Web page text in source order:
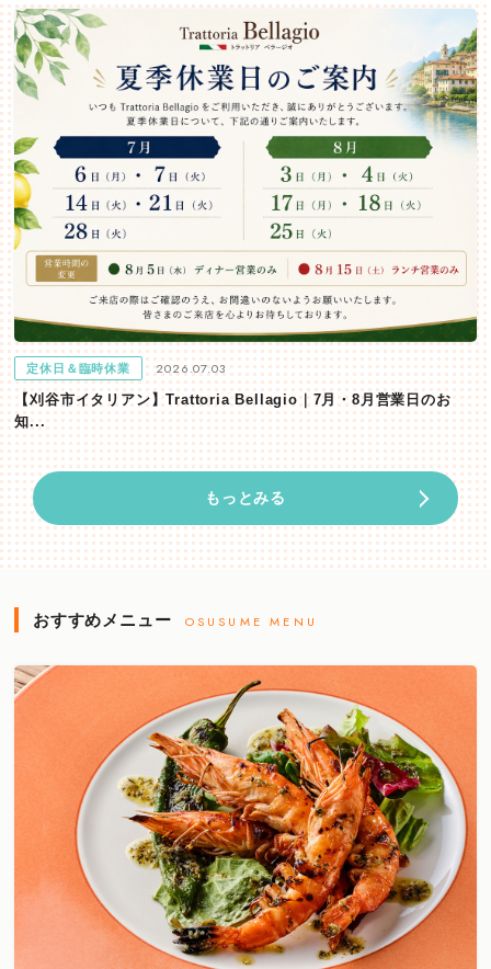
定休日＆臨時休業 2026.07.03
【刈谷市イタリアン】Trattoria Bellagio｜7月・8月営業日のお
知...
もっとみる
おすすめメニュー OSUSUME MENU